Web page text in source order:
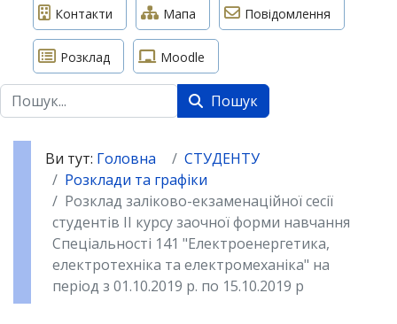
Контакти Мапа Повідомлення
Розклад Moodle
Пошук Пошук
Ви тут: Головна
СТУДЕНТУ
Розклади та графіки
Розклад заліково-екзаменаційної сесії
студентів ІІ курсу заочної форми навчання
Спеціальності 141 "Електроенергетика,
електротехніка та електромеханіка" на
період з 01.10.2019 р. по 15.10.2019 р